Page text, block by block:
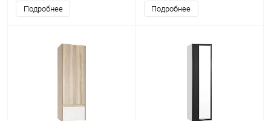
Подробнее Подробнее